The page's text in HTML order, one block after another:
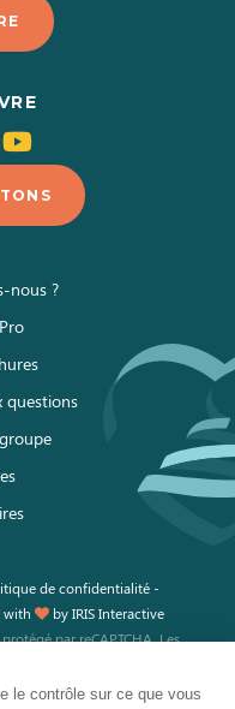
le contrôle sur ce que vous
Suivez-
nous
sur
Youtube
nous ?
questions
de confidentialité-
with byIRIS Interactive
par reCAPTCHA. Les